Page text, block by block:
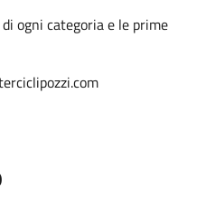
ogni categoria e le prime